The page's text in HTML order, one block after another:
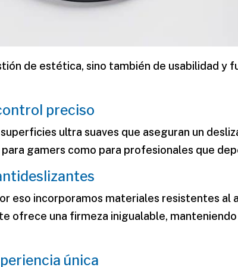
de estética, sino también de usabilidad y
preciso
ultra suaves que aseguran un
gamers como para profesionales que
eso incorporamos materiales resistentes
ofrece una firmeza inigualable,
única